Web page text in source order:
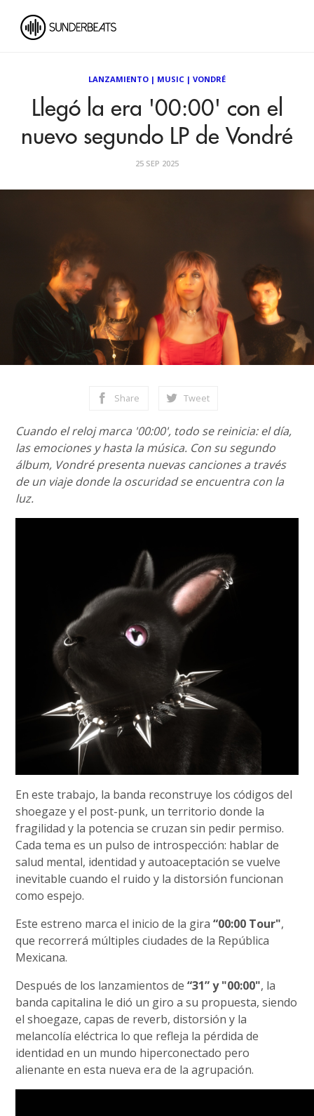
LANZAMIENTO | MUSIC | VONDRÉ
Llegó la era '00:00' con el
nuevo segundo LP de Vondré
25 SEP 2025
Share Tweet
Cuando el reloj marca '00:00', todo se reinicia: el día,
las emociones y hasta la música. Con su segundo
álbum, Vondré presenta nuevas canciones a través
de un viaje donde la oscuridad se encuentra con la
luz.
En este trabajo, la banda reconstruye los códigos del
shoegaze y el post-punk, un territorio donde la
fragilidad y la potencia se cruzan sin pedir permiso.
Cada tema es un pulso de introspección: hablar de
salud mental, identidad y autoaceptación se vuelve
inevitable cuando el ruido y la distorsión funcionan
como espejo.
Este estreno marca el inicio de la gira“00:00 Tour",
que recorrerá múltiples ciudades de la República
Mexicana.
Después de los lanzamientos de“31” y "00:00", la
banda capitalina le dió un giro a su propuesta, siendo
el shoegaze, capas de reverb, distorsión y la
melancolía eléctrica lo que refleja la pérdida de
identidad en un mundo hiperconectado pero
alienante en esta nueva era de la agrupación.